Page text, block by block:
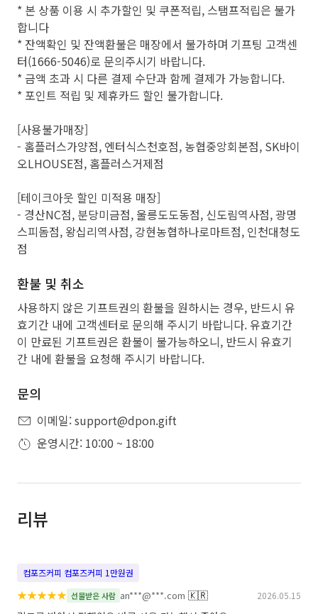
* 본 상품 이용 시 추가할인 및 쿠폰적립, 스탬프적립은 불가
합니다
* 잔액확인 및 잔액환불은 매장에서 불가하며 기프팅 고객센
터(1666-5046)로 문의주시기 바랍니다.
* 금액 초과 시 다른 결제 수단과 함께 결제가 가능합니다.
* 포인트 적립 및 제휴카드 할인 불가합니다.
[사용불가매장]
- 홈플러스가양점, 엔터식스천호점, 농협중앙회본점, SK바이
오LHOUSE점, 홈플러스거제점
[테이크아웃 할인 미적용 매장]
- 경산NC점, 분당미금점, 울릉도도동점, 신도림역사점, 광명
스피돔점, 왕십리역사점, 강현농협하나로마트점, 인천대청도
점
환불 및 취소
사용하지 않은 기프트권의 환불을 원하시는 경우, 반드시 유
효기간 내에 고객센터로 문의해 주시기 바랍니다. 유효기간
이 만료된 기프트권은 환불이 불가능하오니, 반드시 유효기
간 내에 환불을 요청해 주시기 바랍니다.
문의
이메일: support@dpon.gift
운영시간: 10:00 ~ 18:00
리뷰
컴포즈커피 컴포즈커피 1만원권
★★★★★ 선물받은 사람 an***@***.com 🇰🇷 2026.05.15